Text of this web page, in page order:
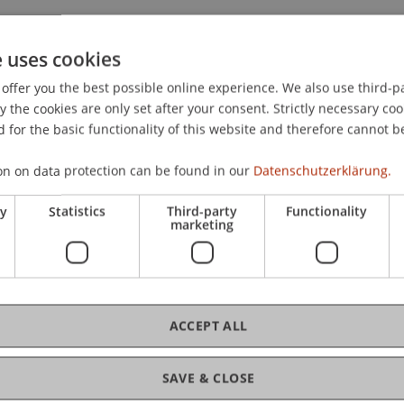
Vermögensstrukturierung in der Praxis: Internationale
Vermögen – Fallstudien: Best Practice. Presented at
in der Praxis, Kitzbühel, Österreich.
cookies
you the best possible online experience. We also use third-
the cookies are only set after your consent. Strictly necessary
for the basic functionality of this website and therefore cannot
on data protection can be found in our Datenschutzerklärung.
Statistics Third-party
marketing
Functionality
SAVE & CLOSE
ACCEPT ALL